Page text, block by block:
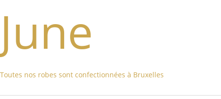
June
Toutes nos robes sont confectionnées à Bruxelles